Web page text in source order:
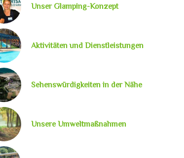
Unser Glamping-Konzept
Aktivitäten und Dienstleistungen
Sehenswürdigkeiten in der Nähe
Unsere Umweltmaßnahmen